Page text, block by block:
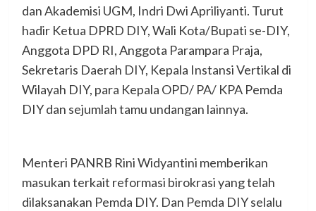
dan Akademisi UGM, Indri Dwi Apriliyanti. Turut
hadir Ketua DPRD DIY, Wali Kota/Bupati se-DIY,
Anggota DPD RI, Anggota Parampara Praja,
Sekretaris Daerah DIY, Kepala Instansi Vertikal di
Wilayah DIY, para Kepala OPD/ PA/ KPA Pemda
DIY dan sejumlah tamu undangan lainnya.
Menteri PANRB Rini Widyantini memberikan
masukan terkait reformasi birokrasi yang telah
dilaksanakan Pemda DIY. Dan Pemda DIY selalu